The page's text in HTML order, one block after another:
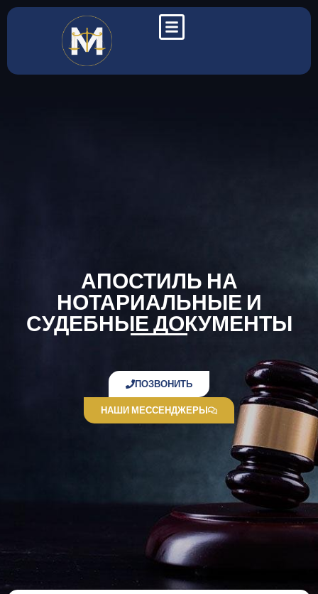
АПОСТИЛЬ НА
НОТАРИАЛЬНЫЕ И
СУДЕБНЫЕ ДОКУМЕНТЫ
ПОЗВОНИТЬ
НАШИ МЕССЕНДЖЕРЫ